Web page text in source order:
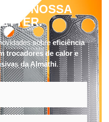
EM NOSSA
sobreeficiência
trocadores de calor e
da Almathi.